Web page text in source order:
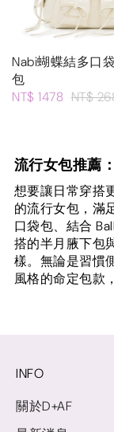
Nabi蝴蝶結多口
包
NT$ 1478 NT$
流行女包推薦
想要讓日常穿搭
的流行女包，滿
口袋包、結合
搭的半月腋下包
樣。無論是習慣
風格的命定包款
INFO
關於D+AF